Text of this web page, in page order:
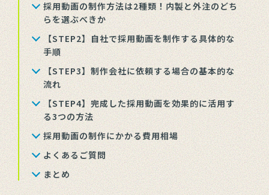
採用動画の制作方法は2種類！内製と外注のどち
らを選ぶべきか
【STEP2】自社で採用動画を制作する具体的な
手順
【STEP3】制作会社に依頼する場合の基本的な
流れ
【STEP4】完成した採用動画を効果的に活用す
る3つの方法
採用動画の制作にかかる費用相場
よくあるご質問
まとめ